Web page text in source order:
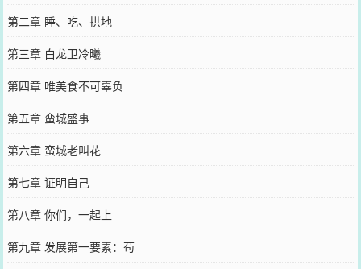
第二章 睡、吃、拱地
第三章 白龙卫冷曦
第四章 唯美食不可辜负
第五章 蛮城盛事
第六章 蛮城老叫花
第七章 证明自己
第八章 你们，一起上
第九章 发展第一要素：苟